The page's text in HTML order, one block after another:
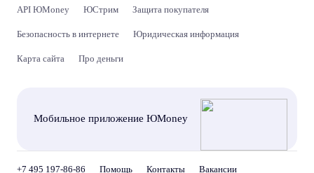
API ЮMoney ЮСтрим Защита покупателя
Безопасность в интернете Юридическая информация
Карта сайта Про деньги
Мобильное приложение ЮMoney
+7 495 197-86-86 Помощь Контакты Вакансии